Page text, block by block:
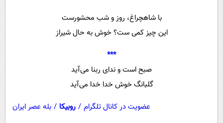
فناوری
روانشناسی
با شاهچراغ، روز و شب محشورست
این چیز کمی ست؟ خوش به حال شیراز
***
صبح است و ندای ربنا می‌آید
گلبانگ خوش خدا خدا می‌آید
عضویت در کانال تلگرام / روبیکا / بله عصر ایران